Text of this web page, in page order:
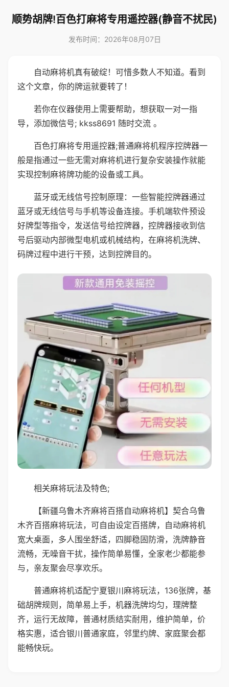
顺势胡牌!百色打麻将专用遥控器(静音不扰民)
发布时间：2026年08月07日
自动麻将机真有破绽！可惜多数人不知道。看到
这个文章，你的牌运就要转了！
若你在仪器使用上需要帮助，想获取一对一指
导，添加微信号; kkss8691 随时交流 。
百色打麻将专用遥控器;普通麻将机程序控牌器一
般是指通过一些无需对麻将机进行复杂安装操作就能
实现控制麻将牌功能的设备或工具。
蓝牙或无线信号控制原理：一些智能控牌器通过
蓝牙或无线信号与手机等设备连接。手机端软件预设
好牌型等指令，发送信号给控牌器，控牌器接收到信
号后驱动内部微型电机或机械结构，在麻将机洗牌、
码牌过程中进行干预，达到控牌目的。
相关麻将玩法及特色;
【新疆乌鲁木齐麻将百搭自动麻将机】契合乌鲁
木齐百搭麻将玩法，可自由设定百搭牌，自动麻将机
宽大桌面，多人围坐舒适，四脚稳固防滑，洗牌静音
流畅，无噪音干扰，操作简单易懂，全家老少都能参
与，亲友聚会尽享欢乐。
普通麻将机适配宁夏银川麻将玩法，136张牌，基
础胡牌规则，简单易上手，机器洗牌均匀，理牌整
齐，运行无故障，普通材质结实耐用，维护简单，价
格实惠，适合银川普通家庭，邻里约牌、家庭聚会都
能畅快玩。